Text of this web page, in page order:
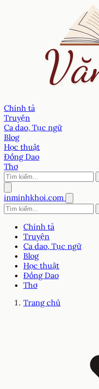
Chính tả
Truyện
Ca dao, Tục ngữ
Blog
Học thuật
Đồng Dao
Thơ
inminhkhoi.com
Chính tả
Truyện
Ca dao, Tục ngữ
Blog
Học thuật
Đồng Dao
Thơ
Trang chủ